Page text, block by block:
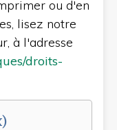
ou d'en
lisez notre
à l'adresse
droits-